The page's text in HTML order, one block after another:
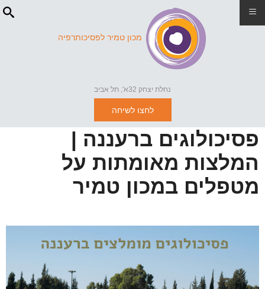
מכון טמיר לפסיכותרפיה
נחלת יצחק 32א', תל אביב
לחצו לשיחה
פסיכולוגים ברעננה |
המלצות מאומתות על
מטפלים במכון טמיר
≡